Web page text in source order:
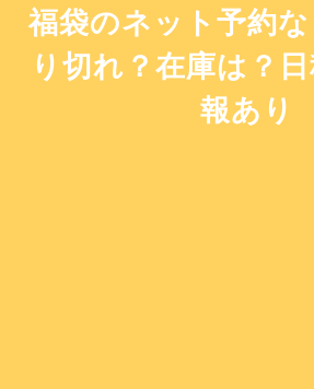
福袋のネット予約
り切れ？在庫は？
報あり